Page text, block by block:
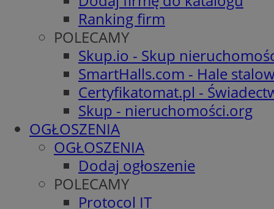
Ranking firm
POLECAMY
Skup.io - Skup
SmartHalls.com - Hale
Certyfikatomat.pl -
Skup - nieruchomości.org
OGŁOSZENIA
OGŁOSZENIA
Dodaj ogłoszenie
POLECAMY
Protocol IT